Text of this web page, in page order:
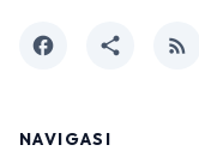
facebook share rss_feed
NAVIGASI